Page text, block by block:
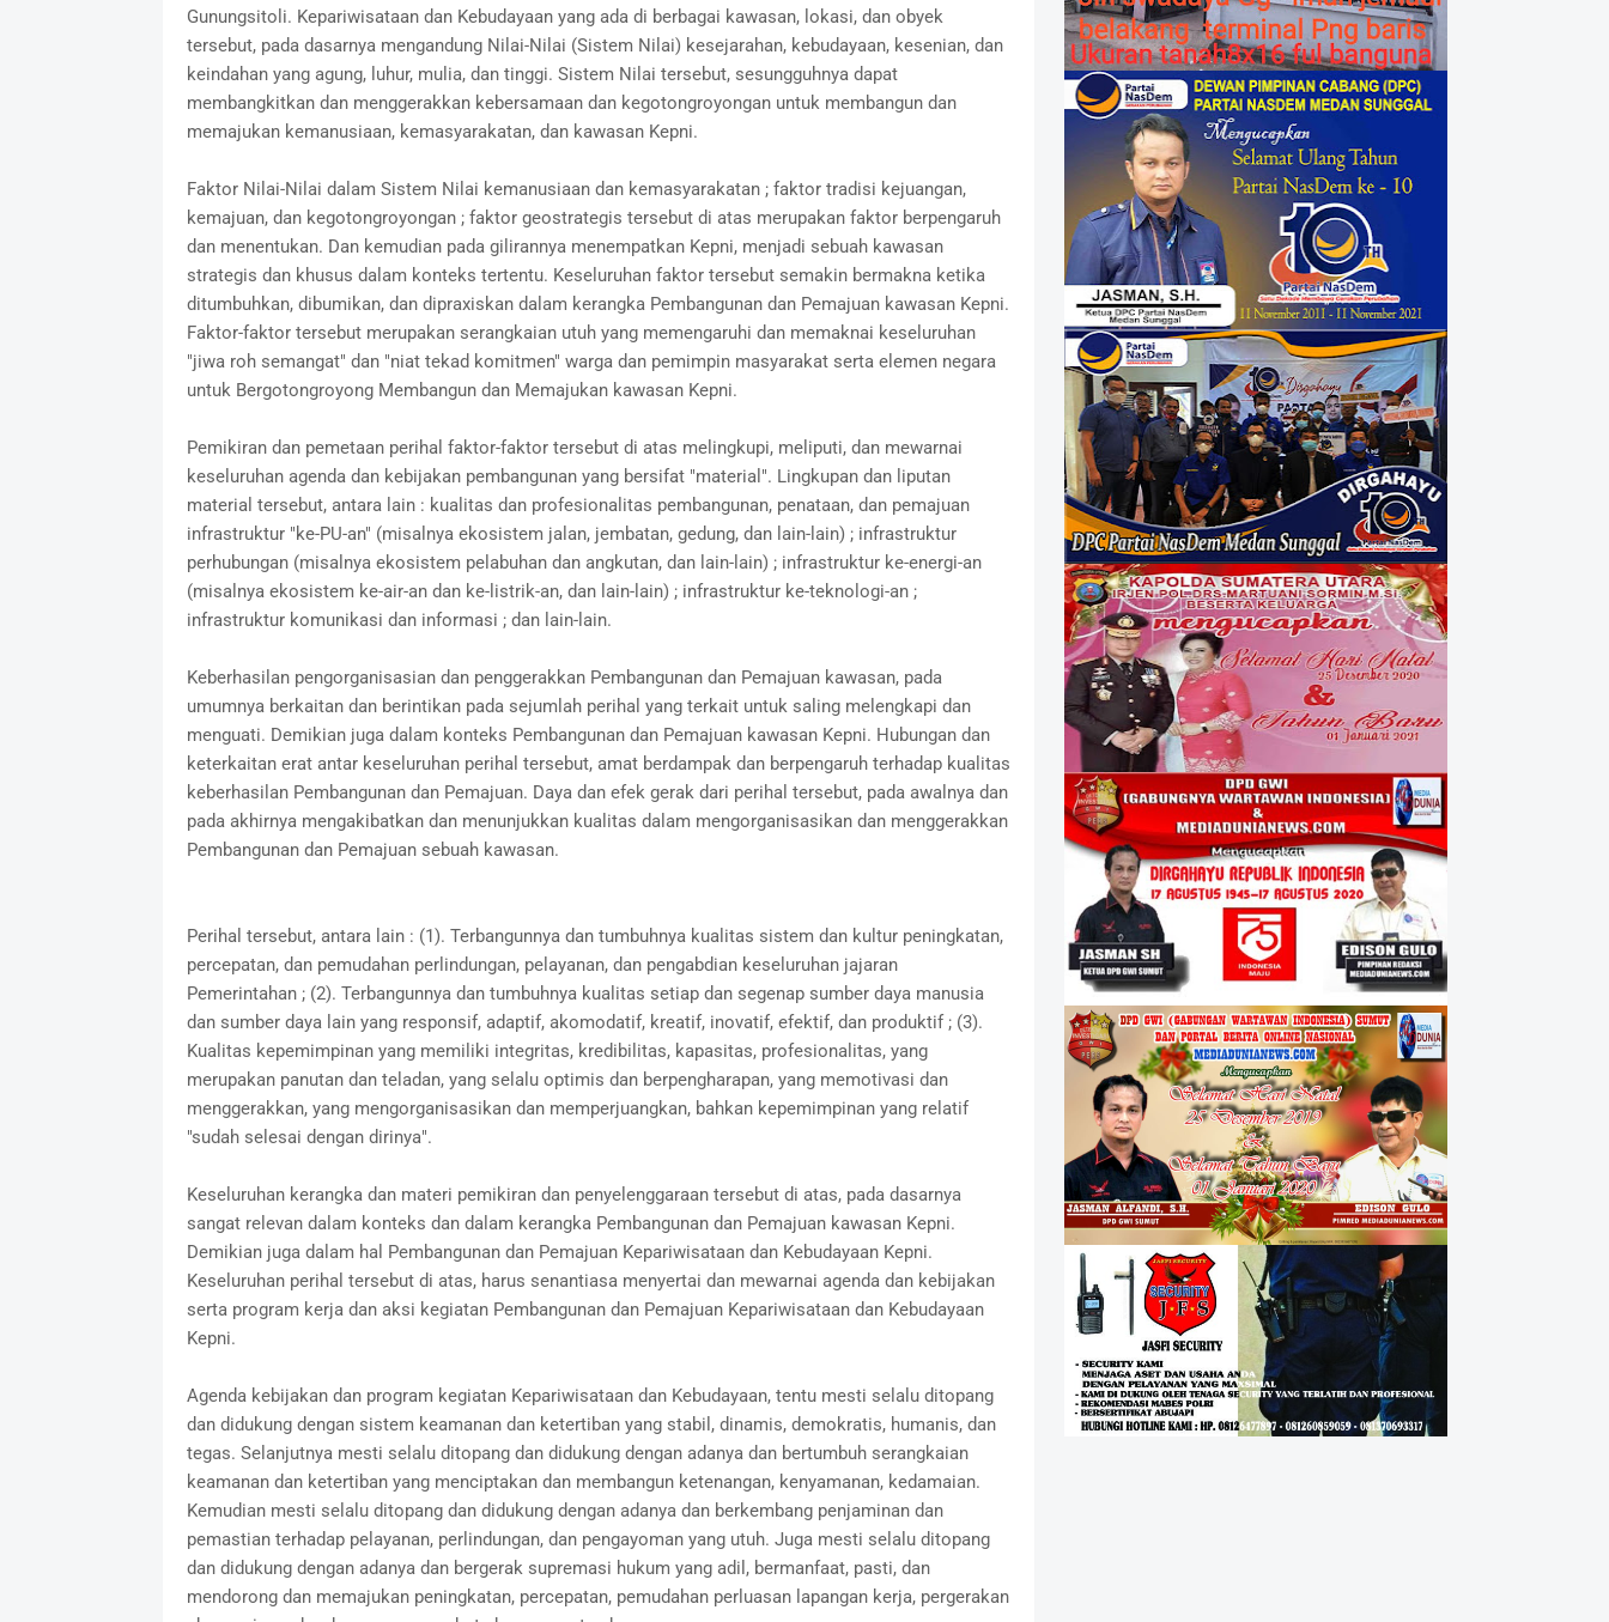
Gunungsitoli. Kepariwisataan dan Kebudayaan yang ada di berbagai kawasan, lokasi, dan obyek
tersebut, pada dasarnya mengandung Nilai-Nilai (Sistem Nilai) kesejarahan, kebudayaan, kesenian, dan
keindahan yang agung, luhur, mulia, dan tinggi. Sistem Nilai tersebut, sesungguhnya dapat
membangkitkan dan menggerakkan kebersamaan dan kegotongroyongan untuk membangun dan
memajukan kemanusiaan, kemasyarakatan, dan kawasan Kepni.
Faktor Nilai-Nilai dalam Sistem Nilai kemanusiaan dan kemasyarakatan ; faktor tradisi kejuangan,
kemajuan, dan kegotongroyongan ; faktor geostrategis tersebut di atas merupakan faktor berpengaruh
dan menentukan. Dan kemudian pada gilirannya menempatkan Kepni, menjadi sebuah kawasan
strategis dan khusus dalam konteks tertentu. Keseluruhan faktor tersebut semakin bermakna ketika
ditumbuhkan, dibumikan, dan dipraxiskan dalam kerangka Pembangunan dan Pemajuan kawasan Kepni.
Faktor-faktor tersebut merupakan serangkaian utuh yang memengaruhi dan memaknai keseluruhan
"jiwa roh semangat" dan "niat tekad komitmen" warga dan pemimpin masyarakat serta elemen negara
untuk Bergotongroyong Membangun dan Memajukan kawasan Kepni.
Pemikiran dan pemetaan perihal faktor-faktor tersebut di atas melingkupi, meliputi, dan mewarnai
keseluruhan agenda dan kebijakan pembangunan yang bersifat "material". Lingkupan dan liputan
material tersebut, antara lain : kualitas dan profesionalitas pembangunan, penataan, dan pemajuan
infrastruktur "ke-PU-an" (misalnya ekosistem jalan, jembatan, gedung, dan lain-lain) ; infrastruktur
perhubungan (misalnya ekosistem pelabuhan dan angkutan, dan lain-lain) ; infrastruktur ke-energi-an
(misalnya ekosistem ke-air-an dan ke-listrik-an, dan lain-lain) ; infrastruktur ke-teknologi-an ;
infrastruktur komunikasi dan informasi ; dan lain-lain.
Keberhasilan pengorganisasian dan penggerakkan Pembangunan dan Pemajuan kawasan, pada
umumnya berkaitan dan berintikan pada sejumlah perihal yang terkait untuk saling melengkapi dan
menguati. Demikian juga dalam konteks Pembangunan dan Pemajuan kawasan Kepni. Hubungan dan
keterkaitan erat antar keseluruhan perihal tersebut, amat berdampak dan berpengaruh terhadap kualitas
keberhasilan Pembangunan dan Pemajuan. Daya dan efek gerak dari perihal tersebut, pada awalnya dan
pada akhirnya mengakibatkan dan menunjukkan kualitas dalam mengorganisasikan dan menggerakkan
Pembangunan dan Pemajuan sebuah kawasan.
Perihal tersebut, antara lain : (1). Terbangunnya dan tumbuhnya kualitas sistem dan kultur peningkatan,
percepatan, dan pemudahan perlindungan, pelayanan, dan pengabdian keseluruhan jajaran
Pemerintahan ; (2). Terbangunnya dan tumbuhnya kualitas setiap dan segenap sumber daya manusia
dan sumber daya lain yang responsif, adaptif, akomodatif, kreatif, inovatif, efektif, dan produktif ; (3).
Kualitas kepemimpinan yang memiliki integritas, kredibilitas, kapasitas, profesionalitas, yang
merupakan panutan dan teladan, yang selalu optimis dan berpengharapan, yang memotivasi dan
menggerakkan, yang mengorganisasikan dan memperjuangkan, bahkan kepemimpinan yang relatif
"sudah selesai dengan dirinya".
Keseluruhan kerangka dan materi pemikiran dan penyelenggaraan tersebut di atas, pada dasarnya
sangat relevan dalam konteks dan dalam kerangka Pembangunan dan Pemajuan kawasan Kepni.
Demikian juga dalam hal Pembangunan dan Pemajuan Kepariwisataan dan Kebudayaan Kepni.
Keseluruhan perihal tersebut di atas, harus senantiasa menyertai dan mewarnai agenda dan kebijakan
serta program kerja dan aksi kegiatan Pembangunan dan Pemajuan Kepariwisataan dan Kebudayaan
Kepni.
Agenda kebijakan dan program kegiatan Kepariwisataan dan Kebudayaan, tentu mesti selalu ditopang
dan didukung dengan sistem keamanan dan ketertiban yang stabil, dinamis, demokratis, humanis, dan
tegas. Selanjutnya mesti selalu ditopang dan didukung dengan adanya dan bertumbuh serangkaian
keamanan dan ketertiban yang menciptakan dan membangun ketenangan, kenyamanan, kedamaian.
Kemudian mesti selalu ditopang dan didukung dengan adanya dan berkembang penjaminan dan
pemastian terhadap pelayanan, perlindungan, dan pengayoman yang utuh. Juga mesti selalu ditopang
dan didukung dengan adanya dan bergerak supremasi hukum yang adil, bermanfaat, pasti, dan
mendorong dan memajukan peningkatan, percepatan, pemudahan perluasan lapangan kerja, pergerakan